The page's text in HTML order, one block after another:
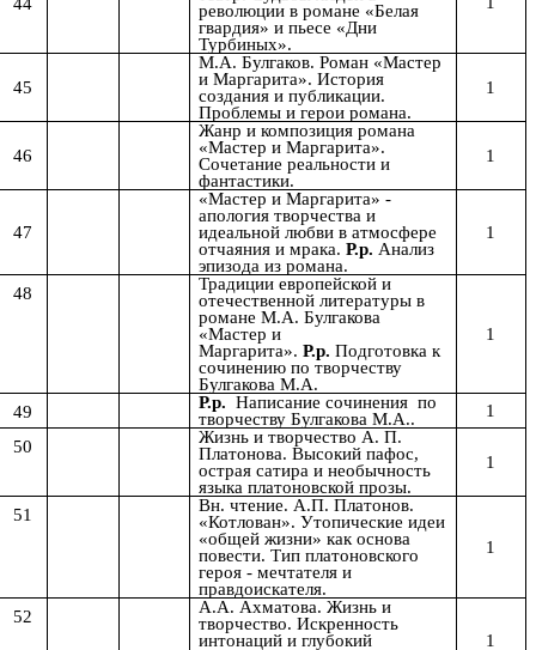
революции в романе «Белая
гвардия» и пьесе «Дни
Турбиных».
45
М.А. Булгаков. Роман «Мастер
и Маргарита». История
создания и публикации.
Проблемы и герои романа.
1
46
Жанр и композиция романа
«Мастер и Маргарита».
Сочетание реальности и
фантастики.
1
47
«Мастер и Маргарита» -
апология творчества и
идеальной любви в атмосфере
отчаяния и мрака. Р.р. Анализ
эпизода из романа.
1
48
Традиции европейской и
отечественной литературы в
романе М.А. Булгакова
«Мастер и
Маргарита». Р.р. Подготовка к
сочинению по творчеству
Булгакова М.А.
1
49 Р.р. Написание сочинения по
творчеству Булгакова М.А..
1
50
Жизнь и творчество А. П.
Платонова. Высокий пафос,
острая сатира и необычность
языка платоновской прозы.
1
51
Вн. чтение. А.П. Платонов.
«Котлован». Утопические идеи
«общей жизни» как основа
повести. Тип платоновского
героя - мечтателя и
правдоискателя.
1
52
А.А. Ахматова. Жизнь и
творчество. Искренность
интонаций и глубокий
1